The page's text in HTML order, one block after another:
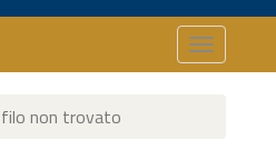
Toggle
non trovato